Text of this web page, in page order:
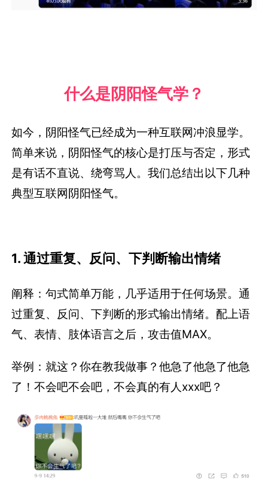
什么是阴阳怪气学？
如今，阴阳怪气已经成为一种互联网冲浪显学。
简单来说，阴阳怪气的核心是打压与否定，形式
是有话不直说、绕弯骂人。我们总结出以下几种
典型互联网阴阳怪气。
1. 通过重复、反问、下判断输出情绪
阐释：句式简单万能，几乎适用于任何场景。通
过重复、反问、下判断的形式输出情绪。配上语
气、表情、肢体语言之后，攻击值MAX。
举例：就这？你在教我做事？他急了他急了他急
了！不会吧不会吧，不会真的有人xxx吧？